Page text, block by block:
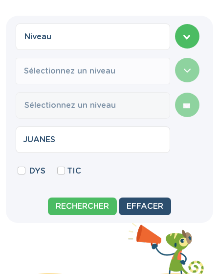
Sélectionnez un niveau
DYS TIC
RECHERCHER EFFACER